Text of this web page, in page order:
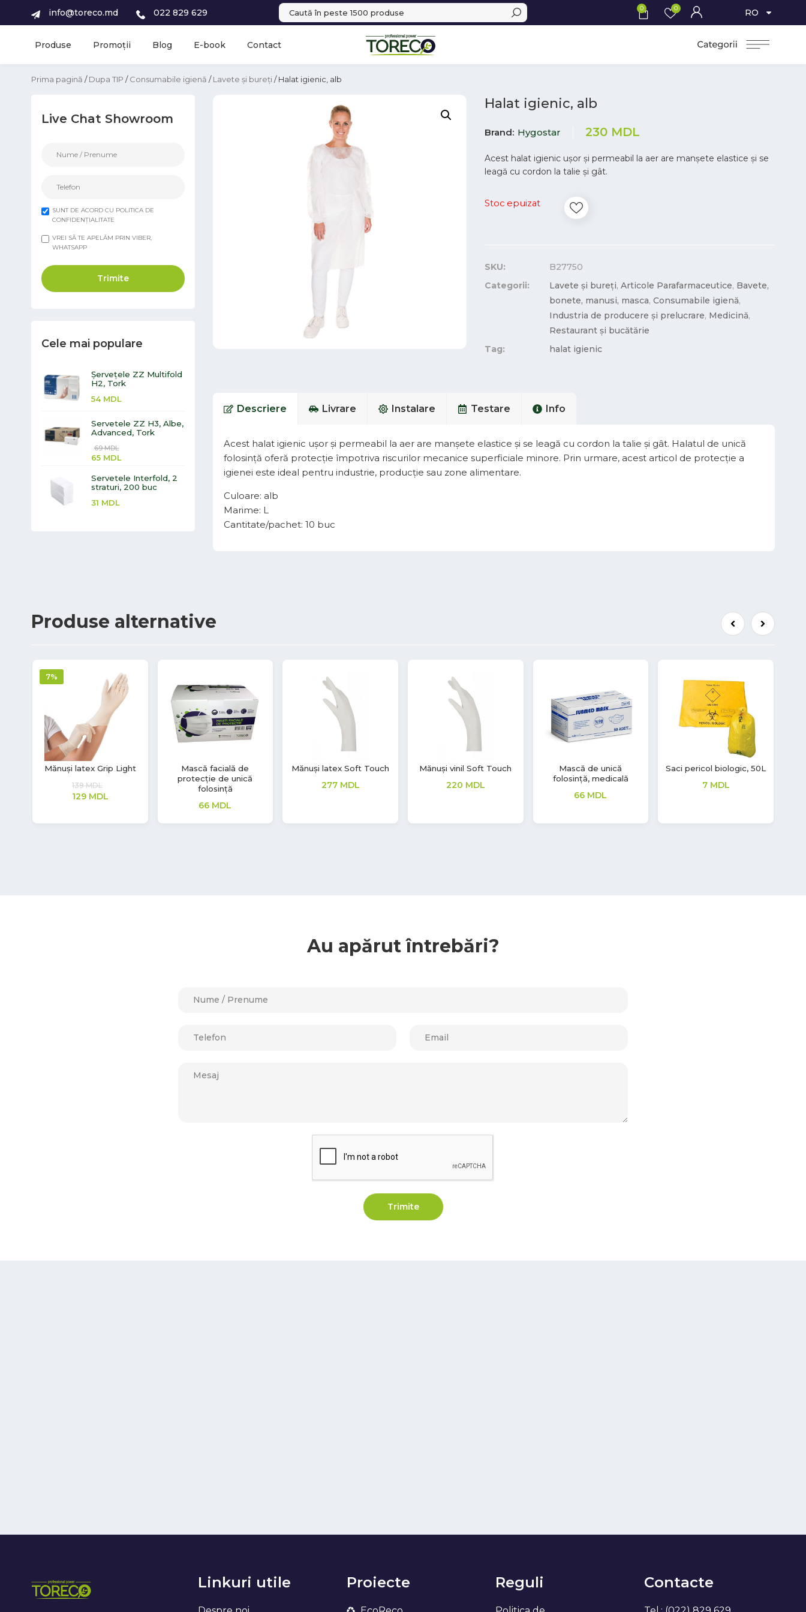
info@toreco.md 022 829 629 0 0 RO
Produse Promoții Blog E-book Contact
Prima pagină /Dupa TIP /Consumabile igienă /Lavete și bureți/ Halat igienic, alb
Live Chat Showroom
SUNT DE ACORD CU POLITICA DE
CONFIDENȚIALITATE
VREI SĂ TE APELĂM PRIN VIBER,
WHATSAPP
Trimite
Cele mai populare
Șervețele ZZ Multifold
H2, Tork
54 MDL
Servetele ZZ H3, Albe,
Advanced, Tork
69MDL
65 MDL
Servetele Interfold, 2
straturi, 200 buc
31 MDL
Halat igienic, alb
Brand Hygostar 230 MDL
Acest halat igienic ușor și permeabil la aer are manșete elastice și se
leagă cu cordon la talie și gât.
Stoc epuizat
SKU:
B27750
Categorii:
Lavete și bureți,Articole Parafarmaceutice, Bavete,
bonete, manusi, masca,Consumabile igienă,
Industria de producere și prelucrare, Medicină,
Restaurant și bucătărie
Tag:
halat igienic
Descriere Livrare Instalare Testare Info
Acest halat igienic ușor și permeabil la aer are manșete elastice și se leagă cu cordon la talie și gât. Halatul de unică
folosință oferă protecție împotriva riscurilor mecanice superficiale minore. Prin urmare, acest articol de protecție a
igienei este ideal pentru industrie, producție sau zone alimentare.
Culoare: alb
Marime: L
Cantitate/pachet: 10 buc
Produse alternative
7%
Mănuși latex Grip Light
139MDL
129 MDL
Mască facială de
protecție de unică
folosință
66 MDL
Mănuși latex Soft Touch
277 MDL
Mănuși vinil Soft Touch
220 MDL
Mască de unică
folosință, medicală
66 MDL
Saci pericol biologic, 50L
7 MDL
Au apărut întrebări?
Trimite
Linkuri utile Proiecte Reguli Contacte